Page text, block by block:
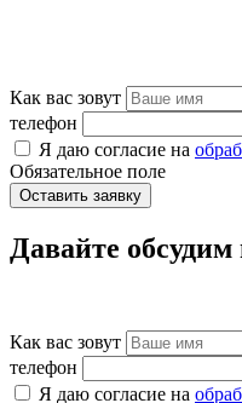
Как вас зовут
телефон
Я даю согласие на
Обязательное поле
Оставить заявку
Давайте
Как вас зовут
телефон
Я даю согласие на